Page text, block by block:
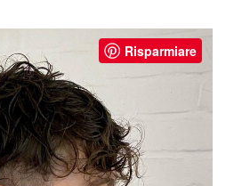
Risparmiare